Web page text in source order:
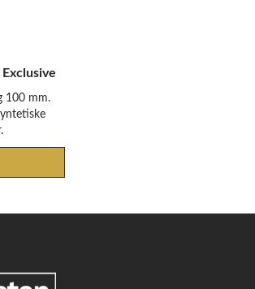
100 mm.